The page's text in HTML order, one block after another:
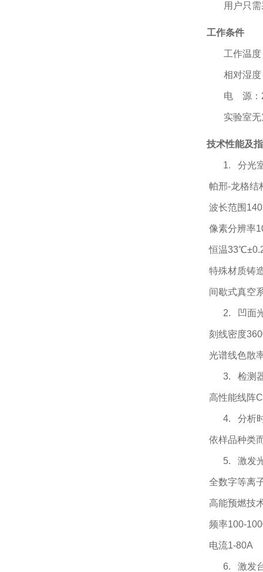
用户只
工作条件
工作温度
相对湿度
电 源：
实验室
技术性能及
1. 分光
帕邢-龙格结
波长范围
像素分辨率
恒温33℃±
特殊材质铸
间歇式真空
2. 凹面
刻线密度
光谱线色散
3. 检测
高性能线阵
4. 分析
依样品种类
5. 激发
全数字等离
高能预燃技
频率100-
电流1-80A
6. 激发